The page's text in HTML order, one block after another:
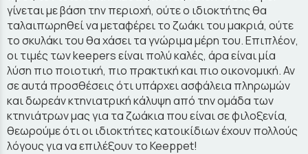
γίνεται με βάση την περιοχή, ούτε ο ιδιοκτήτης θα
ταλαιπωρηθεί να μεταφέρει το ζωάκι του μακριά, ούτε
το σκυλάκι του θα χάσει τα γνώριμα μέρη του. Επιπλέον,
οι τιμές των keepers είναι πολύ καλές, άρα είναι μία
λύση πιο ποιοτική, πιο πρακτική και πιο οικονομική. Αν
σε αυτά προσθέσεις ότι υπάρχει ασφάλεια πληρωμών
και δωρεάν κτηνιατρική κάλυψη από την ομάδα των
κτηνιάτρων μας για τα ζωάκια που είναι σε φιλοξενία,
θεωρούμε ότι οι ιδιοκτήτες κατοικίδιων έχουν πολλούς
λόγους για να επιλέξουν το Keeppet!